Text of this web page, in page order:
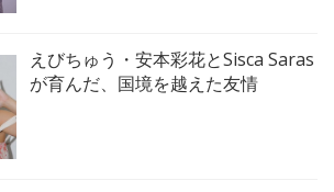
えびちゅう・安本彩花とSisca Saras
が育んだ、国境を越えた友情